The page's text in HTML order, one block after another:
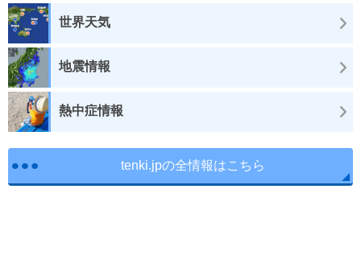
世界天気
地震情報
熱中症情報
tenki.jpの全情報はこちら